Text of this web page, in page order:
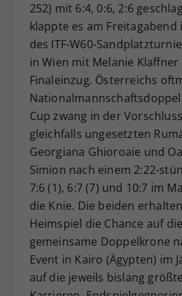
252) mit 6:4, 0:6, 2:6
klappte es am
des ITF-W60-
in Wien mit Melanie
Finaleinzug. Österreichs
Nationalmannschaftsdoppel
Cup zwang in der
gleichfalls ungesetzten
Georgiana Ghioroaie und
Simion nach einem 2:22-
7:6 (1), 6:7 (7) und 10:7 im
die Knie. Die beiden
Heimspiel die Chance auf
gemeinsame Doppelkrone
Event in Kairo (Ägypten) im
auf die jeweils bislang